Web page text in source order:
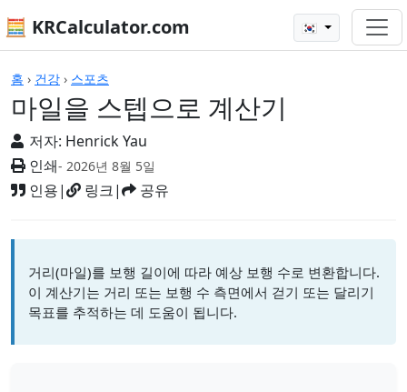
🧮 KRCalculator.com 🇰🇷
홈 › 건강 › 스포츠
마일을 스텝으로 계산기
저자: Henrick Yau
인쇄- 2026년 8월 5일
인용| 링크| 공유
계산기
거리(마일)를 보행 길이에 따라 예상 보행 수로 변환합니다.
이 계산기는 거리 또는 보행 수 측면에서 걷기 또는 달리기
목표를 추적하는 데 도움이 됩니다.